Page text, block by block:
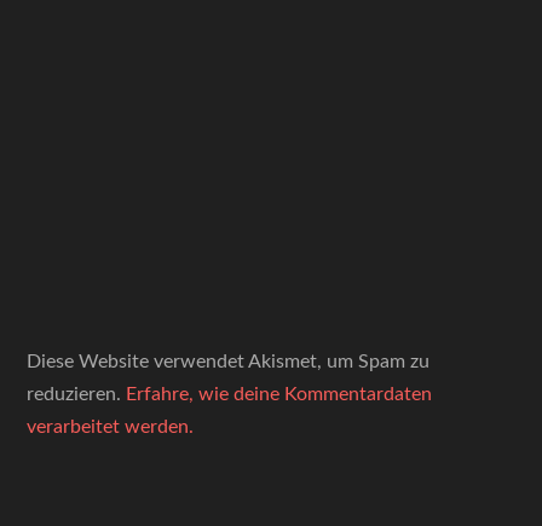
Diese Website verwendet Akismet, um Spam zu
reduzieren. Erfahre, wie deine Kommentardaten
verarbeitet werden.